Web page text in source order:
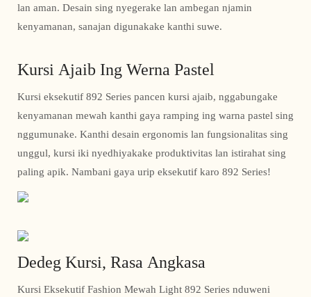
lan aman. Desain sing nyegerake lan ambegan njamin
kenyamanan, sanajan digunakake kanthi suwe.
Kursi Ajaib Ing Werna Pastel
Kursi eksekutif 892 Series pancen kursi ajaib, nggabungake
kenyamanan mewah kanthi gaya ramping ing warna pastel sing
nggumunake. Kanthi desain ergonomis lan fungsionalitas sing
unggul, kursi iki nyedhiyakake produktivitas lan istirahat sing
paling apik. Nambani gaya urip eksekutif karo 892 Series!
Dedeg Kursi, Rasa Angkasa
Kursi Eksekutif Fashion Mewah Light 892 Series nduweni